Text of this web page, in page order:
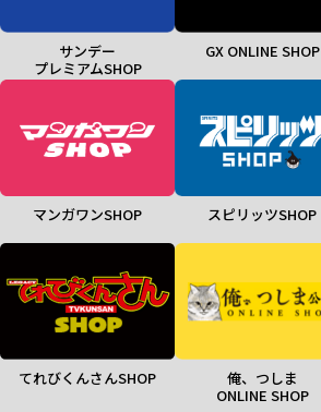
サンデー
プレミアムSHOP
GX ONLINE SHOP
マンガワンSHOP スピリッツSHOP
てれびくんさんSHOP
俺、つしま
ONLINE SHOP